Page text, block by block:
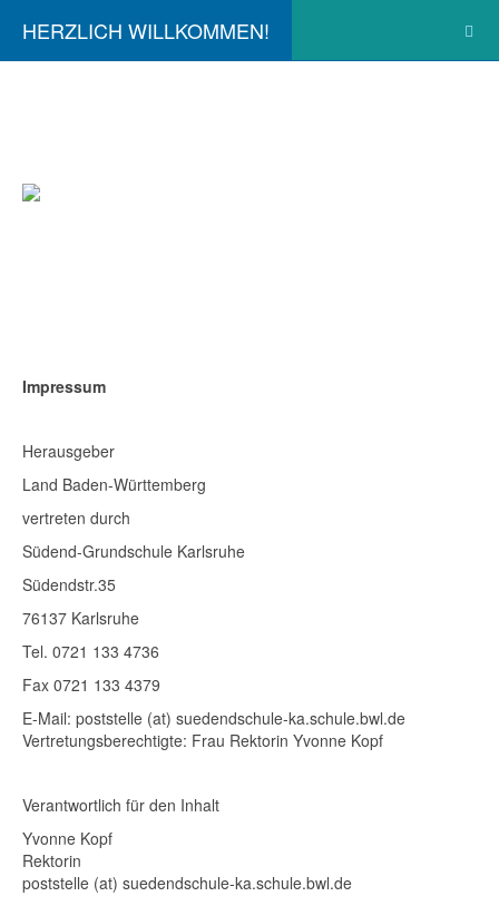
HERZLICH WILLKOMMEN!
Impressum
Herausgeber
Land Baden-Württemberg
vertreten durch
Südend-Grundschule Karlsruhe
Südendstr.35
76137 Karlsruhe
Tel. 0721 133 4736
Fax 0721 133 4379
E-Mail: poststelle (at) suedendschule-ka.schule.bwl.de
Vertretungsberechtigte: Frau Rektorin Yvonne Kopf
Verantwortlich für den Inhalt
Yvonne Kopf
Rektorin
poststelle (at) suedendschule-ka.schule.bwl.de